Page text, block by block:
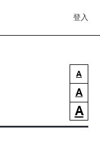
登入
A
A
A